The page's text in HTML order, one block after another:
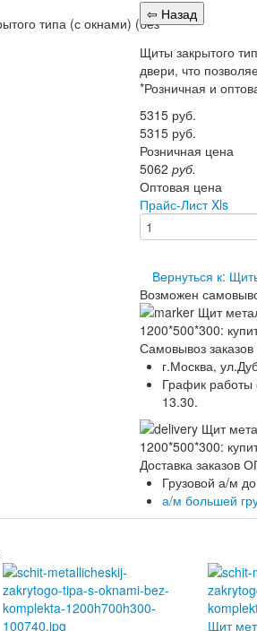
Щиты закрытого
двери, что
*Розничная и
5315 руб.
5315 руб.
Розничная цена
5062 руб.
Оптовая цена
Прайс-Лист Xls
Вернуться к:
Возможен
Самовывоз
г.Москва,
График работы
13.30.
Доставка заказов
Грузовой а/м
а/м большей
Щит